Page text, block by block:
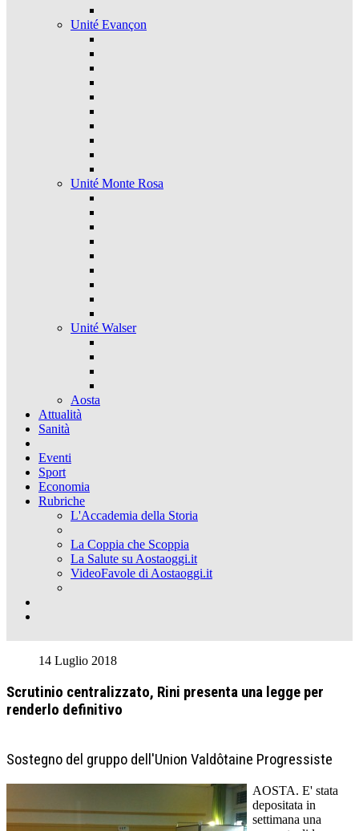
Unité Evançon
Unité Monte Rosa
Unité Walser
Aosta
Attualità
Sanità
Eventi
Sport
Economia
Rubriche
L'Accademia della Storia
La Coppia che Scoppia
La Salute su Aostaoggi.it
VideoFavole di Aostaoggi.it
14 Luglio 2018
Scrutinio centralizzato, Rini presenta una legge per
renderlo definitivo
Sostegno del gruppo dell'Union Valdôtaine Progressiste
AOSTA. E' stata
depositata in
settimana una